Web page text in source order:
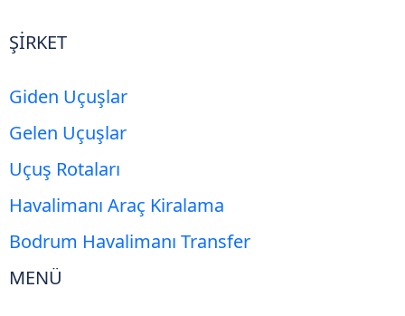
ŞİRKET
Giden Uçuşlar
Gelen Uçuşlar
Uçuş Rotaları
Havalimanı Araç Kiralama
Bodrum Havalimanı Transfer
MENÜ